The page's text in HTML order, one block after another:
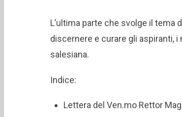
L’ultima parte che svolge il tema
discernere e curare gli aspiranti,
salesiana.
Indice:
Lettera del Ven.mo Rettor